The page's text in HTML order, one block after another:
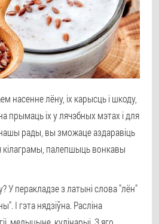
насенне лёну, іх карысць і шкоду,
прымаць іх у лячэбных мэтах і для
рады, вы зможаце аздаравіць
кілаграмы, палепшыць вонкавы
У перакладзе з латыні слова "лён"
І гэта нядзіўна. Расліна